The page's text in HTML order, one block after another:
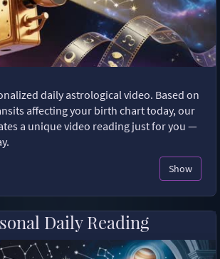
daily astrological video. Based on
affecting your birth chart today, our
a unique video reading just for you —
Show
Daily Reading